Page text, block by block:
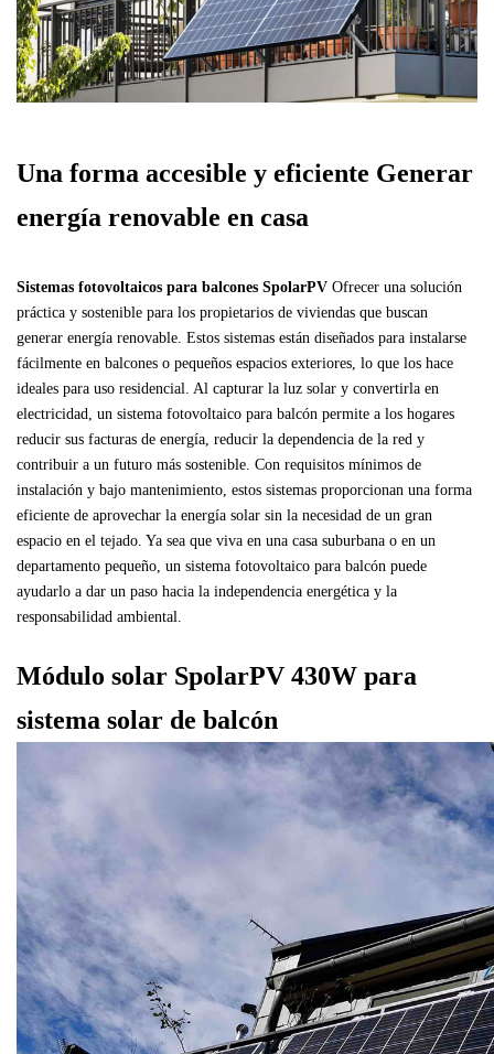
Una forma accesible y eficiente Generar
energía renovable en casa
Sistemas fotovoltaicos para balcones SpolarPV Ofrecer una solución
práctica y sostenible para los propietarios de viviendas que buscan
generar energía renovable. Estos sistemas están diseñados para instalarse
fácilmente en balcones o pequeños espacios exteriores, lo que los hace
ideales para uso residencial. Al capturar la luz solar y convertirla en
electricidad, un sistema fotovoltaico para balcón permite a los hogares
reducir sus facturas de energía, reducir la dependencia de la red y
contribuir a un futuro más sostenible. Con requisitos mínimos de
instalación y bajo mantenimiento, estos sistemas proporcionan una forma
eficiente de aprovechar la energía solar sin la necesidad de un gran
espacio en el tejado. Ya sea que viva en una casa suburbana o en un
departamento pequeño, un sistema fotovoltaico para balcón puede
ayudarlo a dar un paso hacia la independencia energética y la
responsabilidad ambiental.
Módulo solar SpolarPV 430W para
sistema solar de balcón